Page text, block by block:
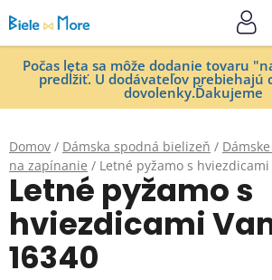
na
obsah
Počas leta sa môže dodanie tovaru
predĺžiť. U dodávateľov prebiehajú
dovolenky.Ďakujeme
Domov / Dámska spodná bielizeň /
na zapínanie / Letné pyžamo s
Letné pyžamo s
hviezdicami
16340